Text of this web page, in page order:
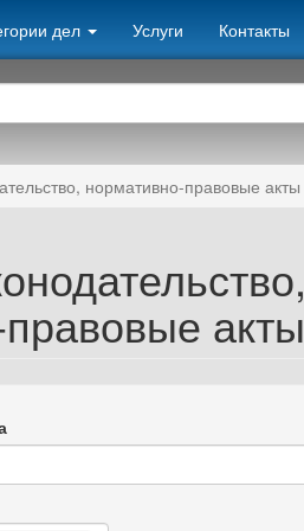
дел Услуги Контакты
нормативно-правовые акты
акты